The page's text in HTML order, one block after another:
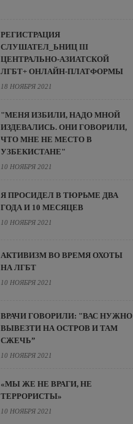
РЕГИСТРАЦИЯ
СЛУШАТЕЛ_ЬНИЦ III
ЦЕНТРАЛЬНО-АЗИАТСКОЙ
ЛГБТ+ ОНЛАЙН-ПЛАТФОРМЫ
18 НОЯБРЯ 2021
"МЕНЯ ИЗБИЛИ, НАДО МНОЙ
ИЗДЕВАЛИСЬ. ОНИ ГОВОРИЛИ,
ЧТО МНЕ НЕ МЕСТО В
УЗБЕКИСТАНЕ"
10 НОЯБРЯ 2021
Я ПРОСИДЕЛ В ТЮРЬМЕ ДВА
ГОДА И 10 МЕСЯЦЕВ
10 НОЯБРЯ 2021
АКТИВИЗМ ВО ВРЕМЯ ОХОТЫ
НА ЛГБТ
10 НОЯБРЯ 2021
ВРАЧИ ГОВОРИЛИ: "ВАС НУЖНО
ВЫВЕЗТИ НА ОСТРОВ И ТАМ
СЖЕЧЬ”
10 НОЯБРЯ 2021
«МЫ ЖЕ НЕ ВРАГИ, НЕ
ТЕРРОРИСТЫ»
10 НОЯБРЯ 2021